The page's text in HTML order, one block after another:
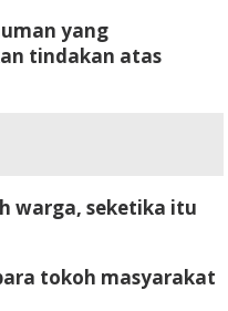
yang
tindakan atas
warga, seketika itu
tokoh masyarakat